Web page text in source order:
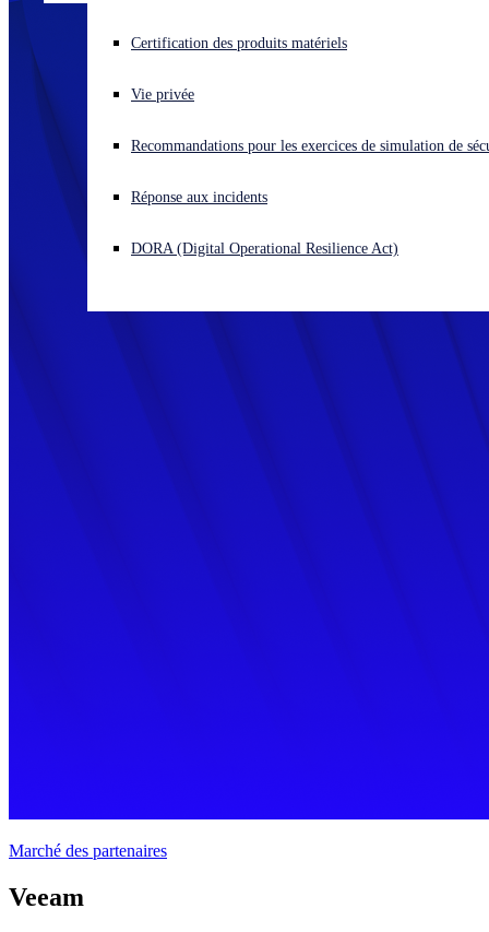
Vous subissez une cyberattaque ? Obtenez une aide immédiate.
Open language switcher
Certification des produits matériels
Vie privée
Recommandations pour les exercices de simulation de
Réponse aux incidents
DORA (Digital Operational Resilience Act)
Marché des partenaires
Veeam